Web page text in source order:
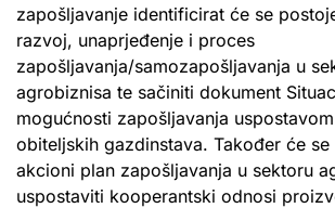
zapošljavanje identificirat će se
razvoj, unaprjeđenje i proces
zapošljavanja/samozapošljavanja u
agrobiznisa te sačiniti dokument
mogućnosti zapošljavanja
obiteljskih gazdinstava. Također će
akcioni plan zapošljavanja u sektoru
uspostaviti kooperantski odnosi